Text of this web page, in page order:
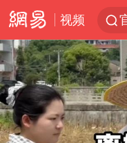
视频